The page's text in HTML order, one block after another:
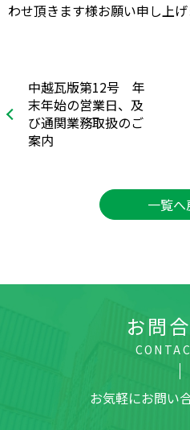
わせ頂きます様お願い申し上げ
中越瓦版第12号 年
末年始の営業日、及
び通関業務取扱のご
案内
一覧へ
お問
お気軽にお問い